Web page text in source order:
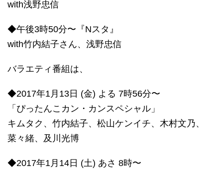
with浅野忠信
◆午後3時50分〜『Nスタ』
with竹内結子さん、浅野忠信
バラエティ番組は、
◆2017年1月13日 (金) よる 7時56分〜
「ぴったんこカン・カンスペシャル」
キムタク、竹内結子、松山ケンイチ、木村文乃、
菜々緒、及川光博
◆2017年1月14日 (土) あさ 8時〜